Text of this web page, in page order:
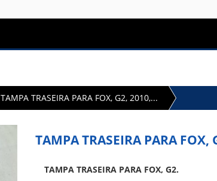
TAMPA TRASEIRA PARA FOX, G2, 2010,...
TAMPA TRASEIRA PARA
TAMPA TRASEIRA PARA FOX, G2.